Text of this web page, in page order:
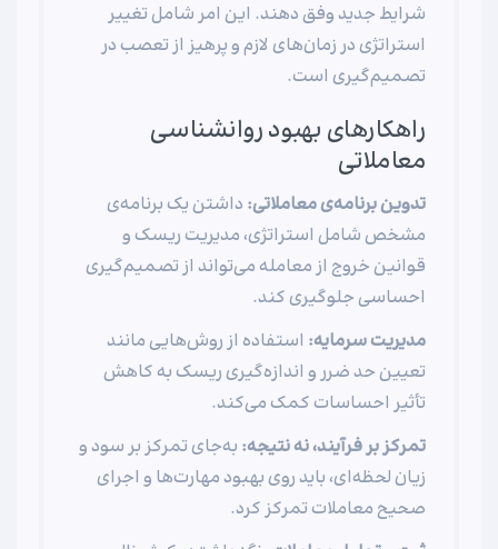
شرایط جدید وفق دهند. این امر شامل تغییر
استراتژی در زمان‌های لازم و پرهیز از تعصب در
تصمیم‌گیری است.
راهکارهای بهبود روانشناسی
معاملاتی
تدوین برنامه‌ی معاملاتی: داشتن یک برنامه‌ی
مشخص شامل استراتژی، مدیریت ریسک و
قوانین خروج از معامله می‌تواند از تصمیم‌گیری
احساسی جلوگیری کند.
مدیریت سرمایه: استفاده از روش‌هایی مانند
تعیین حد ضرر و اندازه‌گیری ریسک به کاهش
تأثیر احساسات کمک می‌کند.
تمرکز بر فرآیند، نه نتیجه: به‌جای تمرکز بر سود و
زیان لحظه‌ای، باید روی بهبود مهارت‌ها و اجرای
صحیح معاملات تمرکز کرد.